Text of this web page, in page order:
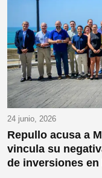
24 junio, 2026
Repullo acusa a
vincula su
de inversiones